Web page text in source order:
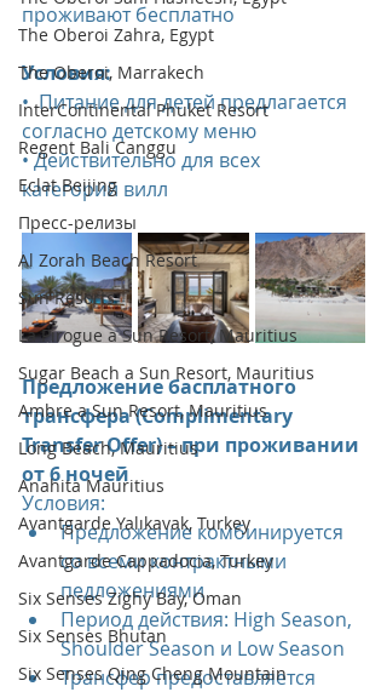
The Oberoi Zahra, Egypt
The Oberoi, Marrakech
InterContinental Phuket Resort
Regent Bali Canggu
Eclat Beijing
Пресс-релизы
Al Zorah Beach Resort
Sun Resorts
La Pirogue a Sun Resort, Mauritius
Sugar Beach a Sun Resort, Mauritius
Ambre a Sun Resort, Mauritius
Long Beach, Mauritius
Anahita Mauritius
Avantgarde Yalıkavak, Turkey
Avantgarde Cappadocia, Turkey
Six Senses Zighy Bay, Oman
Six Senses Bhutan
Six Senses Qing Cheng Mountain
проживают бесплатно
Условия:
•  Питание для детей предлагается
согласно детскому меню
• Действительно для всех
категорий вилл
Предложение басплатного
трансфера (Complimentary
Transfer Offer) – при проживании
от 6 ночей
Условия:
Предложение комбинируется
со всеми контрактными
педложениями
Период действия: High Season,
Shoulder Season и Low Season
Трансфер предоставляется